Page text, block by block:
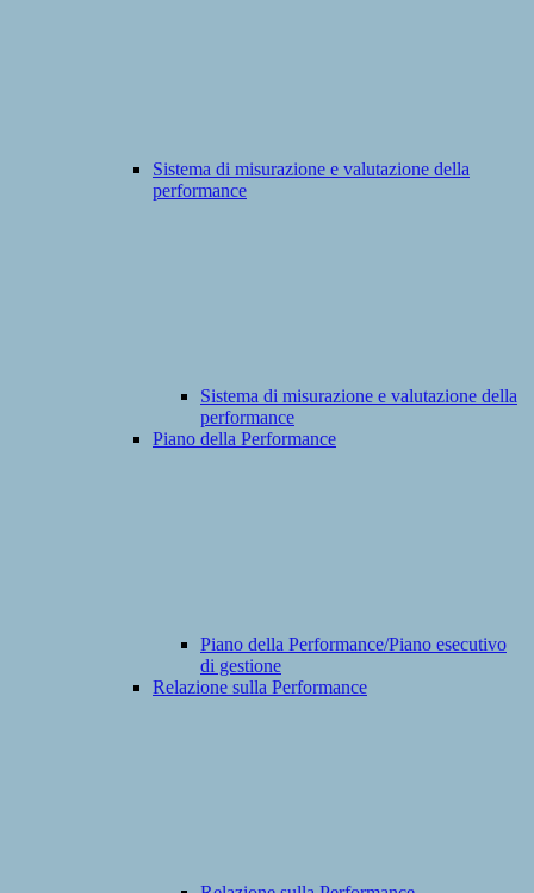
Sistema di misurazione e valutazione della
performance
Sistema di misurazione e valutazione della
performance
Piano della Performance
Piano della Performance/Piano esecutivo
di gestione
Relazione sulla Performance